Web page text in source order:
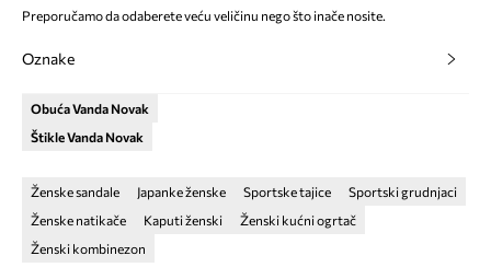
Preporučamo da odaberete veću veličinu nego što inače nosite.
Oznake
Obuća Vanda Novak
Štikle Vanda Novak
Ženske sandale Japanke ženske Sportske tajice
Sportski grudnjaci
Ženske natikače
Kaputi ženski
Ženski kućni ogrtač
Ženski kombinezon